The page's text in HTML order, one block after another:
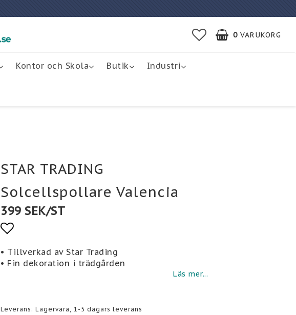
0 VARUKORG
Kontor och Skola Butik Industri
STAR TRADING
Solcellspollare Valencia
399 SEK/ST
Lägg till i favoritlistan
• Tillverkad av Star Trading
• Fin dekoration i trädgården
Läs mer...
Leverans: Lagervara, 1-5 dagars leverans